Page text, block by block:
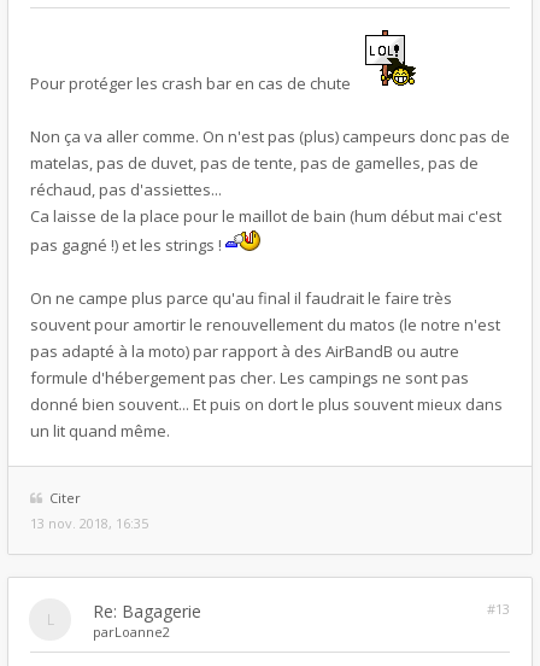
Pour protéger les crash bar en cas de chute
Non ça va aller comme. On n'est pas (plus) campeurs donc pas de
matelas, pas de duvet, pas de tente, pas de gamelles, pas de
réchaud, pas d'assiettes...
Ca laisse de la place pour le maillot de bain (hum début mai c'est
pas gagné !) et les strings !
On ne campe plus parce qu'au final il faudrait le faire très
souvent pour amortir le renouvellement du matos (le notre n'est
pas adapté à la moto) par rapport à des AirBandB ou autre
formule d'hébergement pas cher. Les campings ne sont pas
donné bien souvent... Et puis on dort le plus souvent mieux dans
un lit quand même.
Citer
13 nov. 2018, 16:35
Re: Bagagerie
#13
parLoanne2